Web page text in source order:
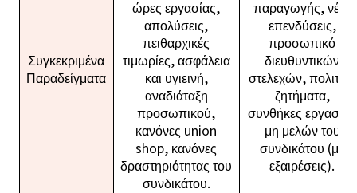
Συγκεκριμένα
Παραδείγματα
ώρες εργασίας,
απολύσεις,
πειθαρχικές
τιμωρίες, ασφάλεια
και υγιεινή,
αναδιάταξη
προσωπικού,
κανόνες union
shop, κανόνες
δραστηριότητας του
συνδικάτου.
παραγωγής, νέες
επενδύσεις,
προσωπικό
διευθυντικών
στελεχών, πολιτικά
ζητήματα,
συνθήκες εργασίας
μη μελών του
συνδικάτου (με
εξαιρέσεις).